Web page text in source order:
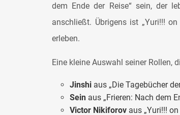
dem Ende der Reise“ sein, der
anschließt. Übrigens ist „Yuri!!!
erleben.
Eine kleine Auswahl seiner Rollen,
Jinshi aus „Die Tagebücher
Sein aus „Frieren: Nach dem
Victor Nikiforov aus „Yuri!!! on